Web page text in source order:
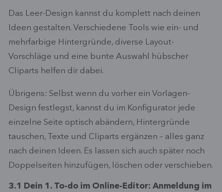
Das Leer-Design kannst du komplett nach deinen
Ideen gestalten. Verschiedene Tools wie ein- und
mehrfarbige Hintergründe, diverse Layout-
Vorschläge und eine bunte Auswahl hübscher
Cliparts helfen dir dabei.
Übrigens: Selbst wenn du vorher ein Vorlagen-
Design festlegst, kannst du im Konfigurator jede
einzelne Seite optisch abändern, Hintergründe
tauschen, Texte und Cliparts ergänzen – alles ganz
nach deinen Ideen. Es lassen sich auch später noch
Doppelseiten hinzufügen, löschen oder verschieben.
3.1 Dein 1. To-do im Online-Editor: Anmeldung im